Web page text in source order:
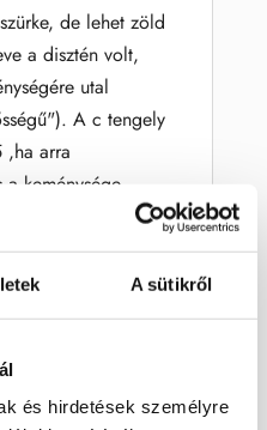
A sütikről
és hirdetések személyre
de lehet zöld
a disztén volt,
utal
A c tengely
,ha arra
keménysége.
Az Al2Si05
alakja, a másik
Mindegyik